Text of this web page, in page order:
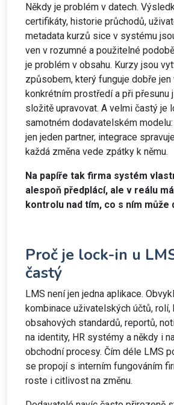
Někdy je problém v datech.
certifikáty, historie průchodů,
metadata kurzů sice v systému
ven v rozumné a použitelné
je problém v obsahu. Kurzy jsou
způsobem, který funguje dobře jen
konkrétním prostředí a při přesunu
složitě upravovat. A velmi častý je
samotném dodavatelském
jen jeden partner, integrace
každá změna vede zpátky k němu.
Na papíře tak firma systém
alespoň předplácí, ale v reálu
kontrolu nad tím, co s ním může
Proč je lock-in u
častý
LMS není jen jedna aplikace.
kombinace uživatelských účtů, rolí,
obsahových standardů, reportů,
na identity, HR systémy a někdy i
obchodní procesy. Čím déle LMS
se propojí s interním fungováním
roste i citlivost na změnu.